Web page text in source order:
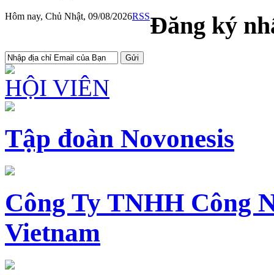
Hôm nay, Chủ Nhật, 09/08/2026RSSĐăng ký
HỘI VIÊN
Tập đoàn Novonesis
Công Ty TNHH Công
Vietnam